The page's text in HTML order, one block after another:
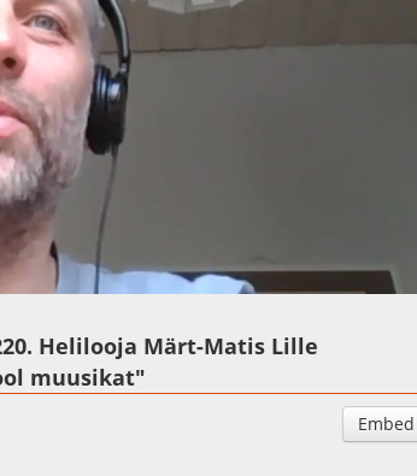
Auto
Helilooja Märt-Matis Lille
muusikat"
Embed